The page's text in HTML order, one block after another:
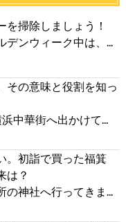
掃除しましょう！
デンウィーク中は、...
その意味と役割を知っ
中華街へ出かけて...
。初詣で買った福箕
は？
の神社へ行ってきま...